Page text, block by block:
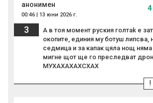
анонимен
00:46 | 13 юни 2026 г.
4
3
А в тоя момент руския гoлтak е
окопите, единия му ботуш липсва,
седмица и за капак цяла нощ
мигне щот ще го преследват
МУХАХАХАХСХАХ
!